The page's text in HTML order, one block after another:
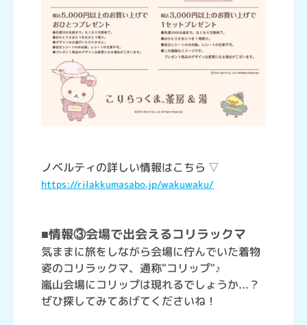
ノベルティの詳しい情報はこちら ▽
https://rilakkumasabo.jp/wakuwaku/
■情報③会場で出会えるコリラックマ
気ままに旅をしながら会場に佇んでいた着物
姿のコリラックマ、通称"コリップ"♪
嵐山会場にコリップは現れるでしょうか...？
ぜひ探してみてあげてくださいね！